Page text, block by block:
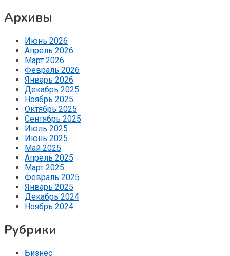
Архивы
Июнь 2026
Апрель 2026
Март 2026
Февраль 2026
Январь 2026
Декабрь 2025
Ноябрь 2025
Октябрь 2025
Сентябрь 2025
Июль 2025
Июнь 2025
Май 2025
Апрель 2025
Март 2025
Февраль 2025
Январь 2025
Декабрь 2024
Ноябрь 2024
Рубрики
Бизнес